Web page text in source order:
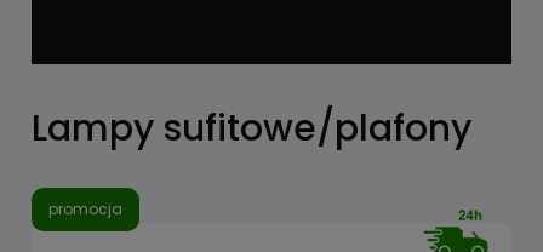
Lampy sufitowe/plafony
promocja